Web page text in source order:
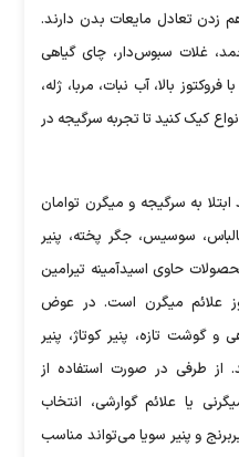
زدن تعادل مایعات بدن دارند.
غلات سبوس‌دار، چای گیاهی
بالا، آب نبات، مربا، ژله،
کیک کنید تا تجربه سرگیجه در
به سرگیجه و میگرن توامان
سوسیس، جگر پخته، پنیر
حاوی اسیدآمینه تیرامین
علائم میگرن است. در عوض
و گوشت تازه، پنیر کوتاژ، پنیر
از طرفی در صورت استفاده از
یا علائم گوارشی، انتخاب
و پنیر سویا می‌تواند مناسب